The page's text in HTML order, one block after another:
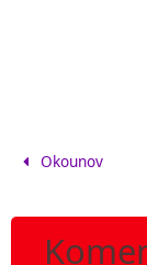
Okounov